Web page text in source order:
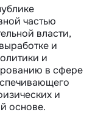
частью
власти,
и
и
в сфере
и
основе.